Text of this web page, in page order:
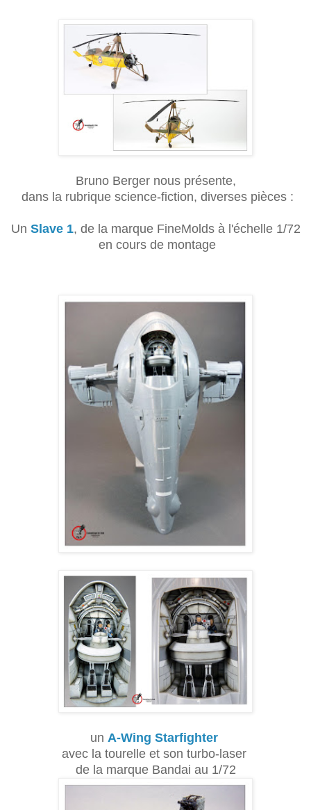
Bruno Berger nous présente,
dans la rubrique science-fiction, diverses pièces :
Un Slave 1, de la marque FineMolds à l'échelle 1/72
en cours de montage
un A-Wing Starfighter
avec la tourelle et son turbo-laser
de la marque Bandai au 1/72